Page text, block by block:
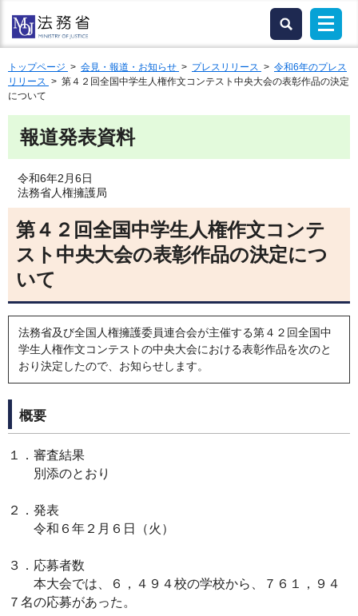
トップページ > 会見・報道・お知らせ > プレスリリース > 令和6年のプレス
リリース > 第４２回全国中学生人権作文コンテスト中央大会の表彰作品の決定
について
報道発表資料
令和6年2月6日
法務省人権擁護局
第４２回全国中学生人権作文コンテ
スト中央大会の表彰作品の決定につ
いて
法務省及び全国人権擁護委員連合会が主催する第４２回全国中
学生人権作文コンテストの中央大会における表彰作品を次のと
おり決定したので、お知らせします。
概要
１．審査結果
別添のとおり
２．発表
令和６年２月６日（火）
３．応募者数
本大会では、６，４９４校の学校から、７６１，９４
７名の応募があった。